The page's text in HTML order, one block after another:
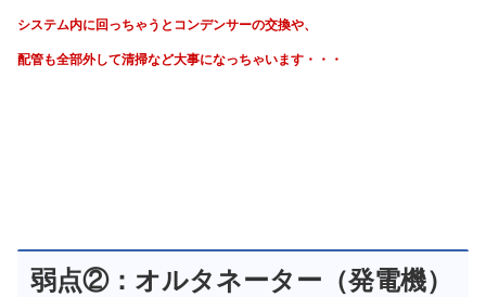
システム内に回っちゃうと コンデンサーの交換や、
配管も全部外して清掃など大事になっちゃいます・・・
弱点②：オルタネーター（発電機）